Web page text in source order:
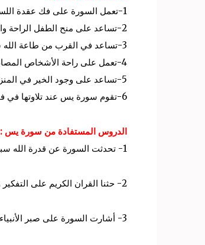
1-تعمل السورة على فك عقدة اللسان، عدم الخوف أو الرهبة في القلوب، عدم الخوف من التوحد.
2-تساعد على منح الطفل الراحة والنوم لمدة كبيرة من الوقت.
3-تساعد في القرب من طاعة الله سبحانه وتعالى.
4-تعمل على راحة الأشخاص المصابون بالجنون، أو الاضطراب، وحل المشاكل النفسية.
5-تساعد على وجود الخير في المنزل.
6-تقوم سورة يس عند تلاوتها في فك الكرب، وراحة البال، والشعور بالأمن والطمأنينية في القلب.
الدروس المستفادة من سورة يس :
1- تحدثت السورة عن قدرة الله سبحانه وتعالي على إحياء الموتي، والبعث يوم القيامة، لمحاسبة المرء على ما فعله في الدنيا.
2- حثنا القران الكريم على التفكير والتدبر في الكون، والتأمل في عظمة الكون.
3- أشارت السورة على صبر الأنبياء على الأذي والضرر، الذي لحق بهم من الكفار عند هدايتهم لعبادة الله وحده.